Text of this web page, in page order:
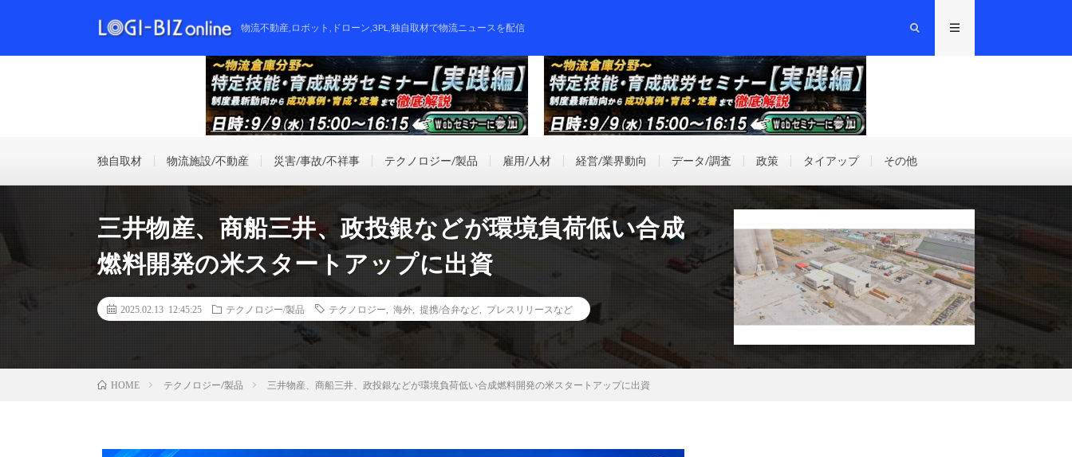
物流不動産,ロボット,ドローン,3PL,独自取材で物流ニュースを配信
独自取材 物流施設/不動産 災害/事故/不祥事 テクノロジー/製品 雇用/人材 経営/業界動向 データ/調査 政策 タイアップ その他
三井物産、商船三井、政投銀などが環境負荷低い合成
燃料開発の米スタートアップに出資
2025.02.13 12:45:25 テクノロジー/製品 テクノロジー 海外 提携/合弁など プレスリリースなど
HOME テクノロジー/製品 三井物産、商船三井、政投銀などが環境負荷低い合成燃料開発の米スタートアップに出資